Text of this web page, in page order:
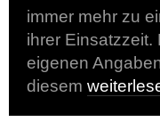
immer mehr zu
ihrer Einsatzzeit.
eigenen
diesem